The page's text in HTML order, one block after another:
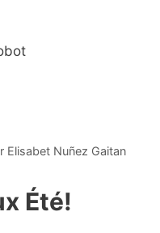
Elisabet Nuñez Gaitan
Été!